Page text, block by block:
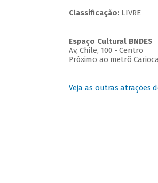
Classificação:LIVRE
Espaço Cultural BNDES
Av, Chile, 100 - Centro
Próximo ao metrô
Veja as outras atrações